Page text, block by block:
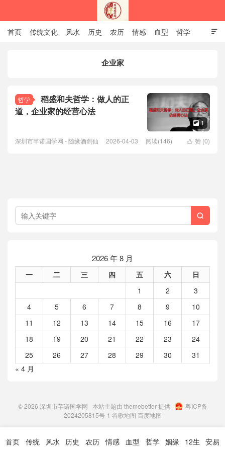

首页 传统文化 风水 历史 农历 情感 血型 哲学
企业家
哲学
稻盛和夫哲学：做人的正
道，企业家的经营心法
 1
 赞 (0)
深圳市芊诺国学网 - 随缘酒剑仙 2026-04-03 阅读(146)

2026 年 8 月
一 二 三 四 五 六
日
1
2
3
4
5 6 7 8 9
10
11
12 13 14 15 16
17
18
19 20 21 22 23
24
25
26 27 28 29 30
31
« 4 月
© 2026 深圳市芊诺国学网 本站主题由 themebetter提供
粤ICP备
2024205815号-1 谷歌地图 百度地图
首页 传统 风水 历史 农历 情感 血型 哲学 姻缘 12生 安易